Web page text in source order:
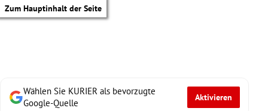
Zum Hauptinhalt der Seite
Wählen Sie KURIER als bevorzugte
Google-Quelle
Aktivieren